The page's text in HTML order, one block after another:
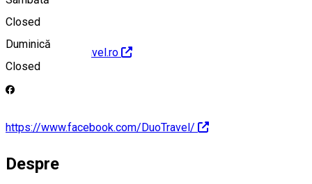
Closed
Duminică
Closed
http://www.duotravel.ro
https://www.facebook.com/DuoTravel/
Despre